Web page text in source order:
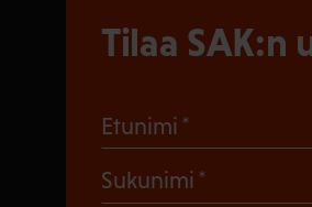
Tilaa SAK:n
Etunimi
Sukunimi